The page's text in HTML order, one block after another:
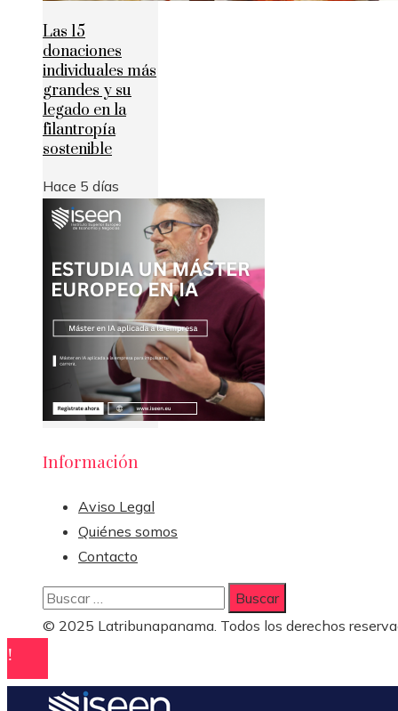
Las 15
donaciones
individuales más
grandes y su
legado en la
filantropía
sostenible
Hace 5 días
Información
Aviso Legal
Quiénes somos
Contacto
Buscar:
© 2025 Latribunapanama. Todos los derechos